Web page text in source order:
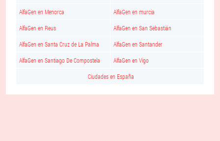
AlfaGen en Menorca AlfaGen en murcia
AlfaGen en Reus AlfaGen en San Sebastián
AlfaGen en Santa Cruz de La Palma AlfaGen en Santander
AlfaGen en Santiago De Compostela AlfaGen en Vigo
Ciudades en España